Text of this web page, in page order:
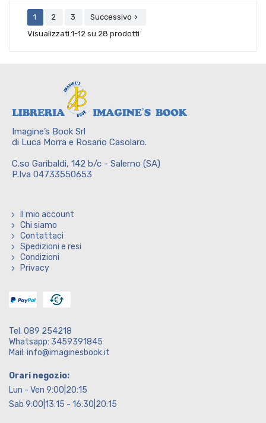
1 2 3 Successivo 
Visualizzati 1-12 su 28 prodotti
Imagine’s Book Srl
di Luca Morra e Rosario Casolaro.
C.so Garibaldi, 142 b/c - Salerno (SA)
P.Iva 04733550653
Il mio account
Chi siamo
Contattaci
Spedizioni e resi
Condizioni
Privacy
Tel. 089 254218
Whatsapp: 3459391845
Mail: info@imaginesbook.it
Orari negozio:
Lun - Ven 9:00|20:15
Sab 9:00|13:15 - 16:30|20:15